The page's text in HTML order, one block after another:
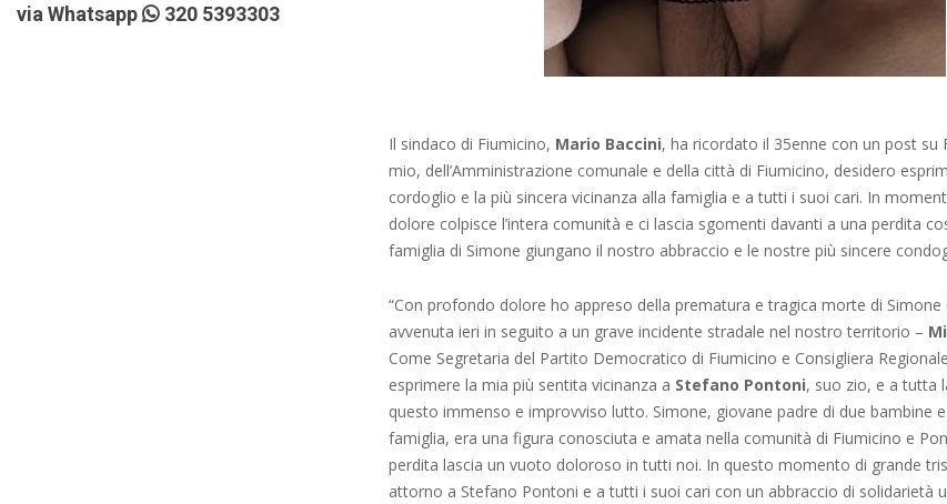
Il sindaco di Fiumicino, Mario Baccini, ha ricordato il 35enne con un post su
mio, dell’Amministrazione comunale e della città di Fiumicino, desidero
cordoglio e la più sincera vicinanza alla famiglia e a tutti i suoi cari. In
dolore colpisce l’intera comunità e ci lascia sgomenti davanti a una perdita
famiglia di Simone giungano il nostro abbraccio e le nostre più sincere
“Con profondo dolore ho appreso della prematura e tragica morte di Simone
avvenuta ieri in seguito a un grave incidente stradale nel nostro territorio –
Come Segretaria del Partito Democratico di Fiumicino e Consigliera
esprimere la mia più sentita vicinanza a Stefano Pontoni, suo zio, e a tutta
questo immenso e improvviso lutto. Simone, giovane padre di due bambine
famiglia, era una figura conosciuta e amata nella comunità di Fiumicino e
perdita lascia un vuoto doloroso in tutti noi. In questo momento di grande
attorno a Stefano Pontoni e a tutti i suoi cari con un abbraccio di solidarietà
via Whatsapp
320 5393303